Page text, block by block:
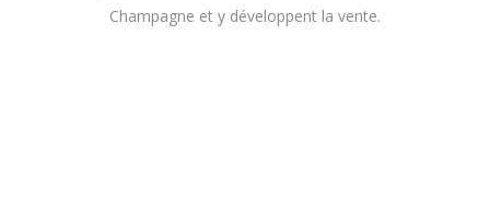
Champagne et y développent la vente.